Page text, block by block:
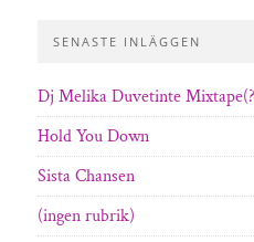
SENASTE INLÄGGEN
Dj Melika Duvetinte
Hold You Down
Sista Chansen
(ingen rubrik)